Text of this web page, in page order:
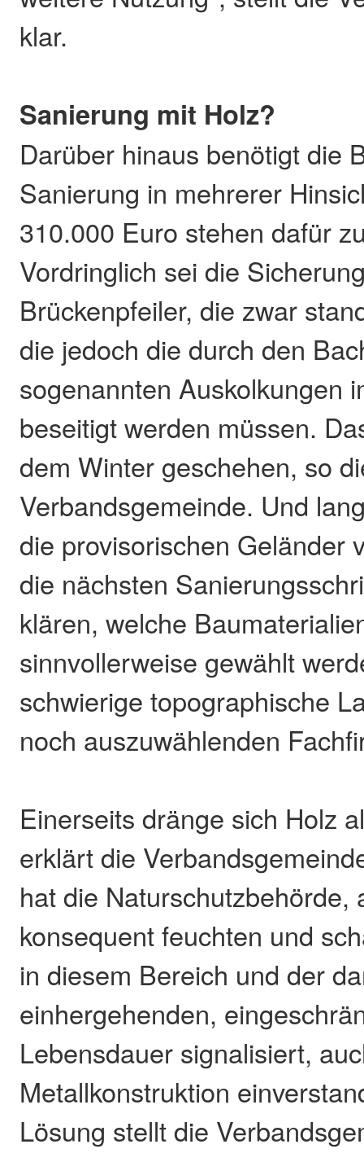
klar.
Sanierung mit Holz?
Darüber hinaus benötigt die
Sanierung in mehrerer
310.000 Euro stehen dafür
Vordringlich sei die
Brückenpfeiler, die zwar
die jedoch die durch den
sogenannten Auskolkungen
beseitigt werden müssen.
dem Winter geschehen, so
Verbandsgemeinde. Und
die provisorischen Geländer
die nächsten
klären, welche
sinnvollerweise gewählt
schwierige topographische
noch auszuwählenden
Einerseits dränge sich Holz
erklärt die
hat die Naturschutzbehörde,
konsequent feuchten und
in diesem Bereich und der
einhergehenden,
Lebensdauer signalisiert,
Metallkonstruktion
Lösung stellt die